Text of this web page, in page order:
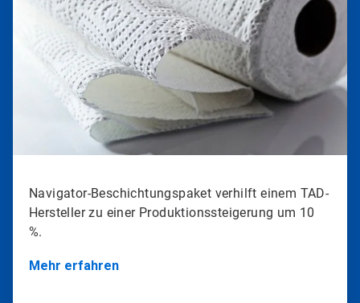
Navigator-Beschichtungspaket verhilft einem TAD-
Hersteller zu einer Produktionssteigerung um 10
%.
Mehr erfahren